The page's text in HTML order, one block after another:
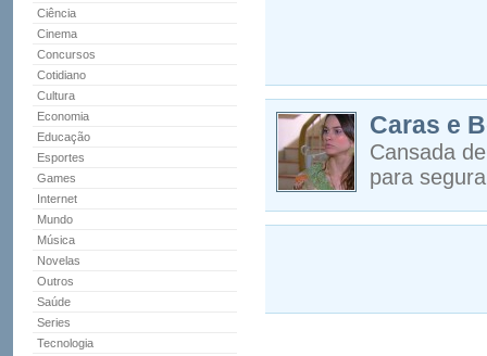
Ciência
Cinema
Concursos
Cotidiano
Cultura
Economia
Educação
Esportes
Games
Internet
Mundo
Música
Novelas
Outros
Saúde
Series
Tecnologia
Caras e
Cansada
para